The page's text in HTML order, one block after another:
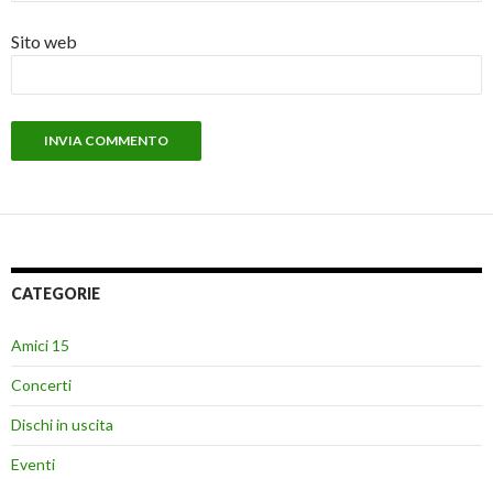
Sito web
CATEGORIE
Amici 15
Concerti
Dischi in uscita
Eventi